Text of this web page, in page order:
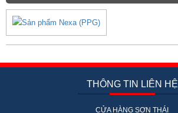
THÔNG TIN LIÊN HỆ
CỬA HÀNG SƠN THÁI